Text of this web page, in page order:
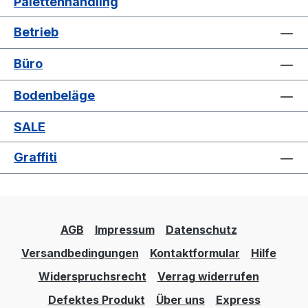
Infektionsschutzrahmen bietet ihnen eine
flexible Möglichkeit eine Schutzwand
mobil an die benötigte Position zu
Gewicht 1,2 kg Außenmaße: Gesamtlänge
1260 mm Gesamttiefe 49 mm
Gesamthöhe 1410 mm Hinweis:
Aufbauhöhe 1110 mm Bemerkung: Der
Infektionsschutzrahmen ist geeignet für
die Fetra-Artikel (diese sehen Sie
Betrieb
Büro
Bodenbeläge
SALE
Graffiti
AGB Impressum
Datenschutz
Versandbedingungen
Kontaktformular
Hilfe
Widerspruchsrecht
Verrag widerrufen
Defektes Produkt
Über uns Express